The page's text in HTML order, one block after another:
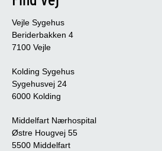
Vejle Sygehus
Beriderbakken 4
7100 Vejle
Kolding Sygehus
Sygehusvej 24
6000 Kolding
Middelfart Nærhospital
Østre Hougvej 55
5500 Middelfart